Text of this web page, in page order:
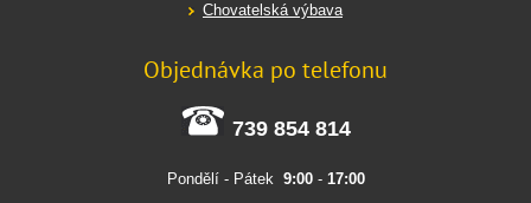
Chovatelská výbava
Objednávka po telefonu
739 854 814
Pondělí - Pátek 9:00- 17:00